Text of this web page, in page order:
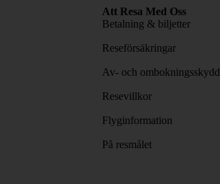
Att Resa Med Oss
Betalning & biljetter
Reseförsäkringar
Av- och ombokningsskydd
Resevillkor
Flyginformation
På resmålet